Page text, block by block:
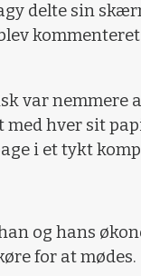
delte sin
var nemmere
med hver sit
i et tykt
og hans
for at mødes.